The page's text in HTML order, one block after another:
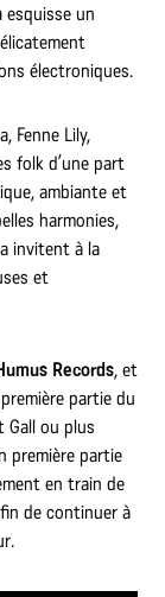
esquisse un
électroniques.
Fenne Lily,
folk d’une part
ambiante et
harmonies,
invitent à la
et
Records, et
partie du
Gall ou plus
première partie
en train de
de continuer à